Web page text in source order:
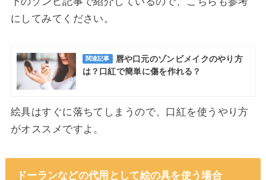
にしてみてください。
関連記事
唇や口元のゾンビメイクのやり方
は？口紅で簡単に傷を作れる？
絵具はすぐに落ちてしまうので、口紅を使うやり方
がオススメですよ。
ドーランなどの代用として絵の具を使う場合